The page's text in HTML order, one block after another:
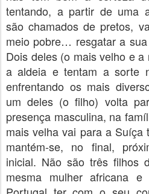
tentando, a partir de uma
são chamados de pretos,
meio pobre… resgatar a
Dois deles (o mais velho e
a aldeia e tentam a sorte
enfrentando os mais
um deles (o filho) volta
presença masculina, na
mais velha vai para a Suíça
mantém-se, no final,
inicial. Não são três filhos
mesma mulher africana